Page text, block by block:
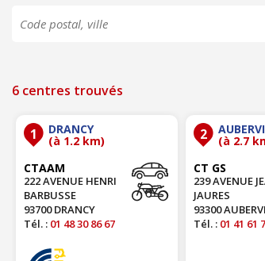
6 centres trouvés
1 DRANCY
(à 1.2 km)
CTAAM
222 AVENUE HENRI
BARBUSSE
93700 DRANCY
Tél. : 01 48 30 86 67
2
(à 2.7
CT GS
239 AVENUE
JAURES
93300
Tél. : 01 41 61